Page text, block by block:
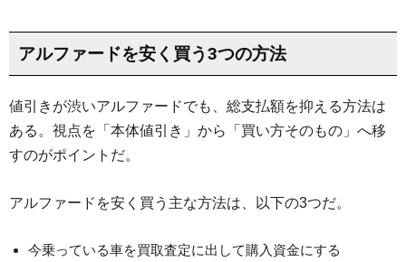
アルファードを安く買う3つの方法
値引きが渋いアルファードでも、総支払額を抑える方法は
ある。視点を「本体値引き」から「買い方そのもの」へ移
すのがポイントだ。
アルファードを安く買う主な方法は、以下の3つだ。
今乗っている車を買取査定に出して購入資金にする